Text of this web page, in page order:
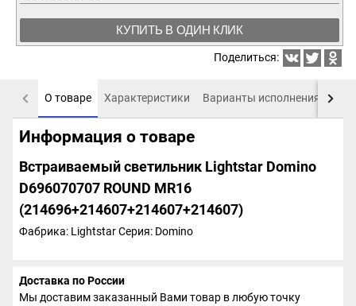
КУПИТЬ В ОДИН КЛИК
Поделиться:
О товаре Характеристики Варианты исполнения
Информация о товаре
Встраиваемый светильник Lightstar Domino
D696070707 ROUND МR16
(214696+214607+214607+214607)
Фабрика: LightstarСерия: Domino
Доставка по России
Мы доставим заказанный Вами товар в любую точку